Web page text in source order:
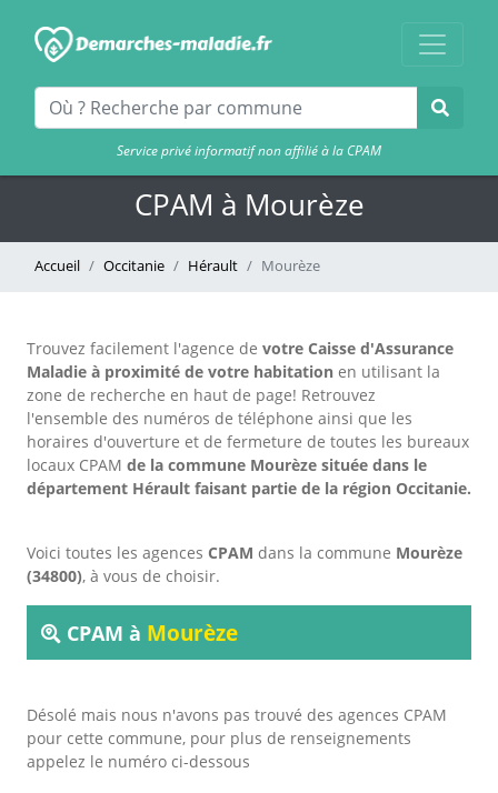
Service privé informatif non affilié à la CPAM
CPAM à Mourèze
Accueil Occitanie Hérault Mourèze
Trouvez facilement l'agence de votre Caisse d'Assurance
Maladie à proximité de votre habitation en utilisant la
zone de recherche en haut de page! Retrouvez
l'ensemble des numéros de téléphone ainsi que les
horaires d'ouverture et de fermeture de toutes les bureaux
locaux CPAM de la commune Mourèze située dans le
département Hérault faisant partie de la région Occitanie.
Voici toutes les agences CPAM dans la commune Mourèze
(34800), à vous de choisir.
CPAM à Mourèze
Désolé mais nous n'avons pas trouvé des agences CPAM
pour cette commune, pour plus de renseignements
appelez le numéro ci-dessous